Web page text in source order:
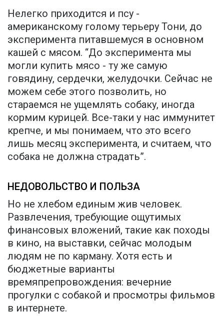
Нелегко приходится и псу -
американскому голому терьеру Тони, до
эксперимента питавшемуся в основном
кашей с мясом. “До эксперимента мы
могли купить мясо - ту же самую
говядину, сердечки, желудочки. Сейчас не
можем себе этого позволить, но
стараемся не ущемлять собаку, иногда
кормим курицей. Все-таки у нас иммунитет
крепче, и мы понимаем, что это всего
лишь месяц эксперимента, и считаем, что
собака не должна страдать”.
НЕДОВОЛЬСТВО И ПОЛЬЗА
Но не хлебом единым жив человек.
Развлечения, требующие ощутимых
финансовых вложений, такие как походы
в кино, на выставки, сейчас молодым
людям не по карману. Хотя есть и
бюджетные варианты
времяпрепровождения: вечерние
прогулки с собакой и просмотры фильмов
в интернете.